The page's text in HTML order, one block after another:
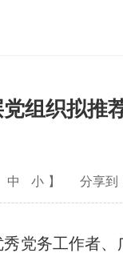
组织拟推
中 小 】 分享到
党务工作者、